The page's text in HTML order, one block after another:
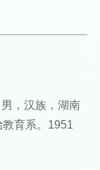
，汉族，湖南
育系。1951